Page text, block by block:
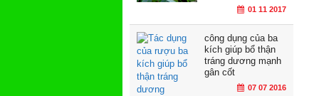
01 11 2017
công dụng của ba
kích giúp bổ thận
tráng dương mạnh
gân cốt
07 07 2016